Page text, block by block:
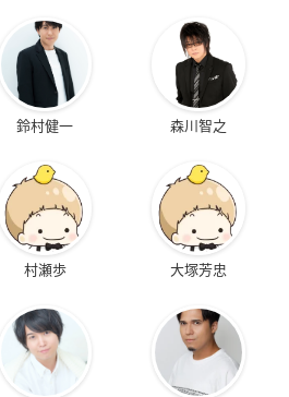
鈴村健一 森川智之
村瀬歩 大塚芳忠